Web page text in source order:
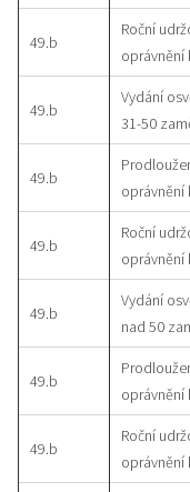
49.b
Roční
oprávnění
49.b
Vydání
31-50
49.b
oprávnění
49.b
Roční
oprávnění
49.b
Vydání
nad 50
49.b
oprávnění
49.b
Roční
oprávnění